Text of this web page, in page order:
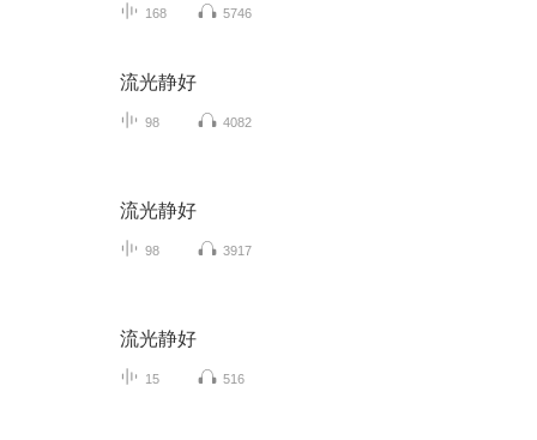
168 5746
流光静好
98 4082
流光静好
98 3917
流光静好
15 516